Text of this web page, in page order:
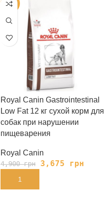
-25%
Royal Canin Gastrointestinal
Low Fat 12 кг сухой корм для
собак при нарушении
пищеварения
Royal Canin
4,900грн 3,675 грн
В КОРЗИНУ